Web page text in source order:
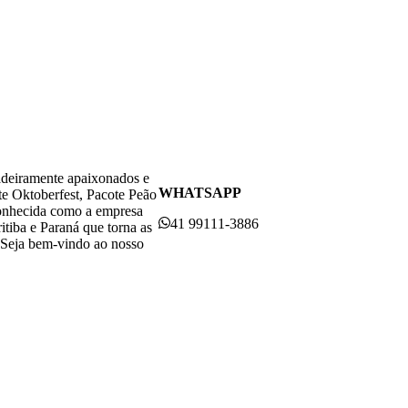
apaixonados e
Oktoberfest, Pacote Peão
como a empresa
e Paraná que torna as
bem-vindo ao nosso
WHATSAPP
41 99111-3886